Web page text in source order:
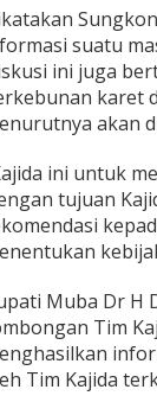
suatu
ini juga
karet
akan
ini untuk
tujuan
Muba Dr H
Tim
Tim Kajida